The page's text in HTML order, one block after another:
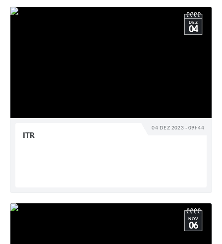
04 DEZ 2023 - 09h44
DEZ
04
ITR
NOV
06